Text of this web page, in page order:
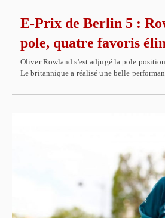
E-Prix de Berlin 5 :
pole, quatre favoris
Oliver Rowland s'est adjugé la pole
Le britannique a réalisé une belle